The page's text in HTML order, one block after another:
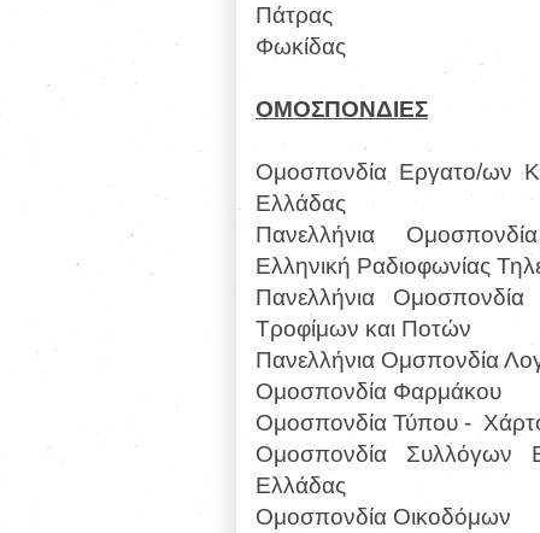
Πάτρας
Φωκίδας
ΟΜΟΣΠΟΝΔΙΕΣ
Ομοσπονδία Εργατο/ων
Ελλάδας
Πανελλήνια
Ελληνική Ραδιοφωνίας
Πανελλήνια
Τροφίμων και Ποτών
Πανελλήνια Ομσπονδία
Ομοσπονδία Φαρμάκου
Ομοσπονδία Τύπου -
Ομοσπονδία Συλλόγων
Ελλάδας
Ομοσπονδία Οικοδόμων